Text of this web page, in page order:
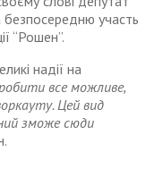
безпосередню участь
“Рошен”.
надії на
все можливе,
Цей вид
зможе сюди